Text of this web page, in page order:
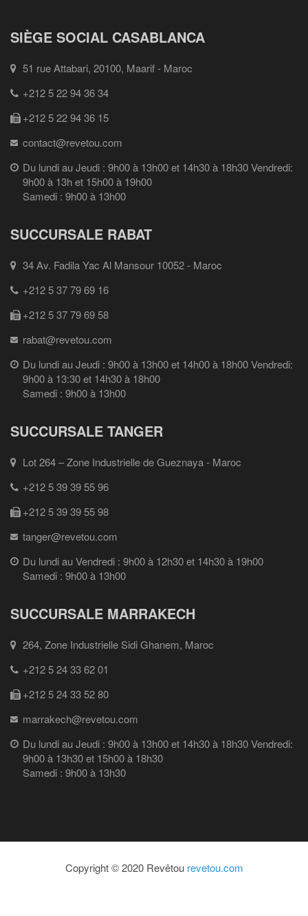
SIÈGE SOCIAL CASABLANCA
51 rue Attabari, 20100, Maarif - Maroc
+212 5 22 94 36 34
+212 5 22 94 36 15
contact@revetou.com
Du lundi au Jeudi : 9h00 à 13h00 et 14h30 à 18h30 Vendredi:
9h00 à 13h et 15h00 à 19h00
Samedi : 9h00 à 13h00
SUCCURSALE RABAT
34 Av. Fadila Yac Al Mansour 10052 - Maroc
+212 5 37 79 69 16
+212 5 37 79 69 58
rabat@revetou.com
Du lundi au Jeudi : 9h00 à 13h00 et 14h00 à 18h00 Vendredi:
9h00 à 13:30 et 14h30 à 18h00
Samedi : 9h00 à 13h00
SUCCURSALE TANGER
Lot 264 – Zone Industrielle de Gueznaya - Maroc
+212 5 39 39 55 96
+212 5 39 39 55 98
tanger@revetou.com
Du lundi au Vendredi : 9h00 à 12h30 et 14h30 à 19h00
Samedi : 9h00 à 13h00
SUCCURSALE MARRAKECH
264, Zone Industrielle Sidi Ghanem, Maroc
+212 5 24 33 62 01
+212 5 24 33 52 80
marrakech@revetou.com
Du lundi au Jeudi : 9h00 à 13h00 et 14h30 à 18h30 Vendredi:
9h00 à 13h30 et 15h00 à 18h30
Samedi : 9h00 à 13h30
Copyright © 2020 Revêtou revetou.com